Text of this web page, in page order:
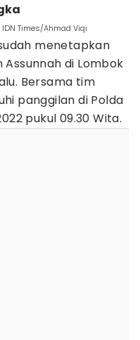
IDN Times/Ahmad Viqi
menetapkan
di Lombok
Bersama tim
panggilan di Polda
pukul 09.30 Wita.